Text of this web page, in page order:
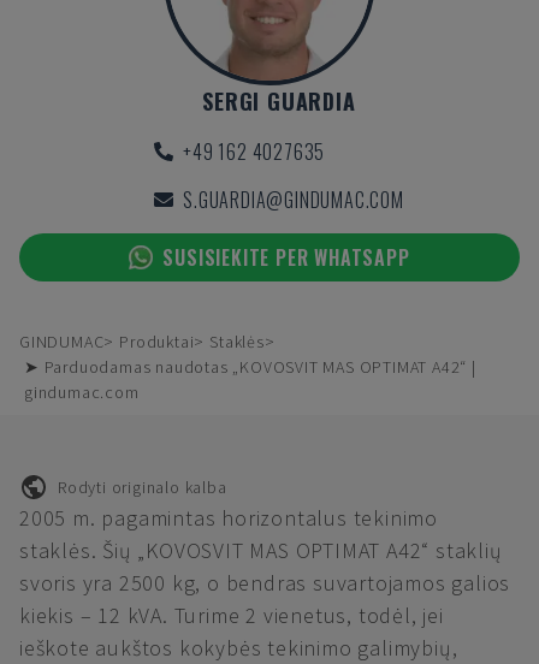
SERGI GUARDIA
+49 162 4027635
S.GUARDIA@GINDUMAC.COM
SUSISIEKITE PER WHATSAPP
GINDUMAC Produktai
Staklės
➤ Parduodamas naudotas „KOVOSVIT MAS OPTIMAT A42“ |
gindumac.com
Rodyti originalo kalba
2005 m. pagamintas horizontalus tekinimo
staklės. Šių „KOVOSVIT MAS OPTIMAT A42“ staklių
svoris yra 2500 kg, o bendras suvartojamos galios
kiekis – 12 kVA. Turime 2 vienetus, todėl, jei
ieškote aukštos kokybės tekinimo galimybių,